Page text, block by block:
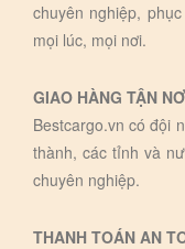
chuyên nghiệp,
mọi lúc, mọi nơi.
GIAO HÀNG TẬN
Bestcargo.vn có đội
thành, các tỉnh và
chuyên nghiệp.
THANH TOÁN AN